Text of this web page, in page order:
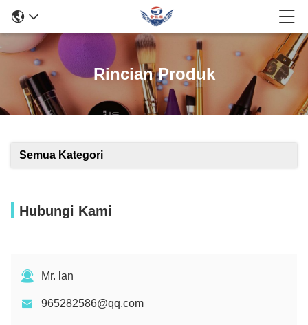
Rincian Produk
Semua Kategori
Hubungi Kami
Mr. lan
965282586@qq.com